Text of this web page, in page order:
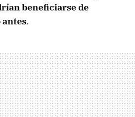
beneficiarse de
.